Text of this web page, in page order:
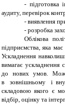
- підготовка
аудиту, перевірок
- виявлення
- розробка
Облікова
підприємства, яка
Ускладнення
вимагає ускладнення
до нових умов.
в
зовнішньому і
складовою якого є
відбір, оцінку та